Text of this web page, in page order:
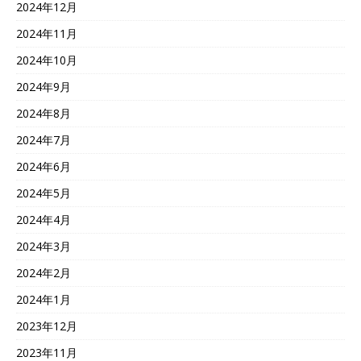
2024年12月
2024年11月
2024年10月
2024年9月
2024年8月
2024年7月
2024年6月
2024年5月
2024年4月
2024年3月
2024年2月
2024年1月
2023年12月
2023年11月